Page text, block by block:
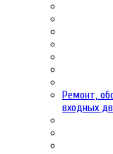
Ремонт,
входных